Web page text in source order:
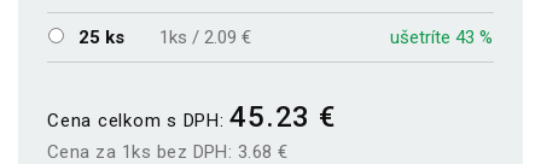
25 ks 1ks / 2.09 € ušetríte 43 %
Cena celkom s DPH:45.23 €
Cena za 1ks bez DPH: 3.68 €